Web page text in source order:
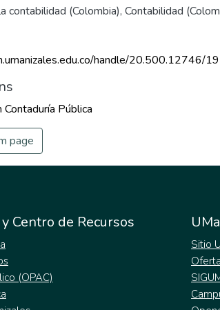
contabilidad (Colombia), Contabilidad
handle/20.500.12746/
Pública
page
Centro de Recursos
(OPAC)
Sitio